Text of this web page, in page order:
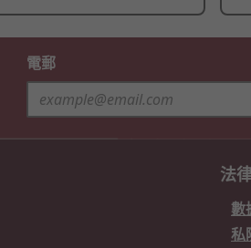
電郵
法
數
私